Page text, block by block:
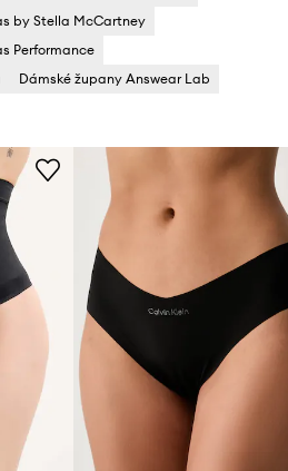
by Stella McCartney
Performance
Dámské župany Answear Lab